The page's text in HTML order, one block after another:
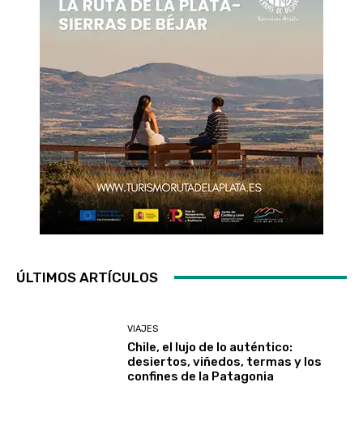
ÚLTIMOS ARTÍCULOS
VIAJES
Chile, el lujo de lo auténtico:
desiertos, viñedos, termas y los
confines de la Patagonia